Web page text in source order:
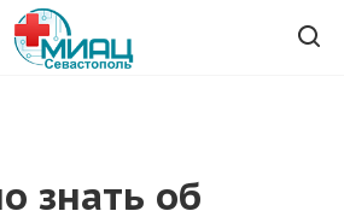
знать об